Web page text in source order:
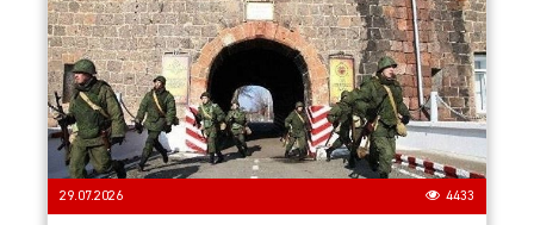
29.07.2026 4433